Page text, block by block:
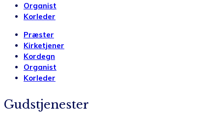
Organist
Korleder
Præster
Kirketjener
Kordegn
Organist
Korleder
Gudstjenester